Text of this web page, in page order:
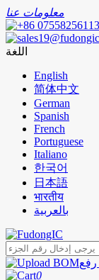
معلومات عنا
اللغة
English
简体中文
German
Spanish
French
Portuguese
Italiano
한국어
日本語
भारतीय
بالعربية
0